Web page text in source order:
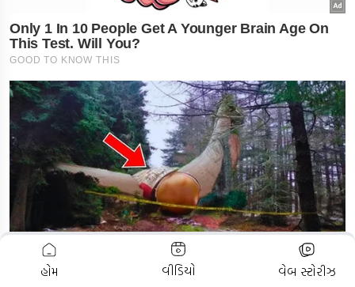
ADVERTISEMENT
હોમ વીડિયો વેબ સ્ટોરીઝ